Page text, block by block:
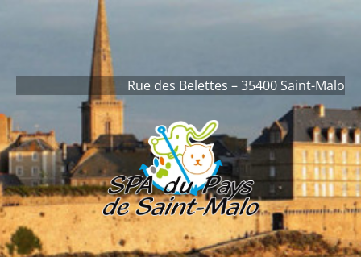
Rue des Belettes – 35400 Saint-Malo